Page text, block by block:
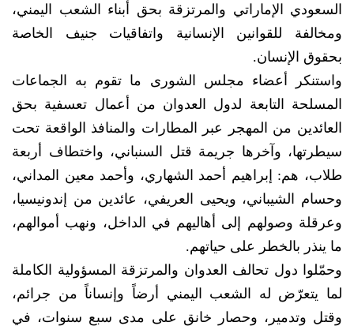
السعودي الإماراتي والمرتزقة بحق أبناء الشعب اليمني،
ومخالفة للقوانين الإنسانية واتفاقيات جنيف الخاصة
بحقوق الإنسان.
واستنكر أعضاء مجلس الشورى ما تقوم به الجماعات
المسلحة التابعة لدول العدوان من أعمال تعسفية بحق
العائدين من المهجر عبر المطارات والمنافذ الواقعة تحت
سيطرتها، وآخرها جريمة قتل السنباني، واختطاف أربعة
طلاب، هم: إبراهيم أحمد الشهاري، وأحمد معين المداني،
وحسام الشيباني، ويحيى العريفي، عائدين من إندونيسيا،
وعرقلة وصولهم إلى أهاليهم في الداخل، ونهب أموالهم،
ما ينذر بالخطر على حياتهم.
وحمّلوا دول تحالف العدوان والمرتزقة المسؤولية الكاملة
لما يتعرّض له الشعب اليمني أرضاً وإنساناً من جرائم،
وقتل وتدمير، وحصار خانق على مدى سبع سنوات، في